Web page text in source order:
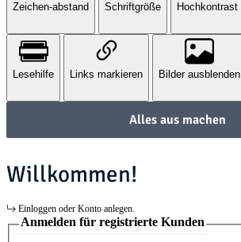
Zeichen-abstand Schriftgröße Hochkontrast
Lesehilfe Links markieren Bilder ausblenden
Alles aus machen
Willkommen!
Einloggen oder Konto anlegen.
Anmelden für registrierte Kunden